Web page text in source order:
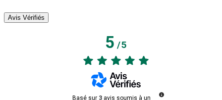
Avis Vérifiés
5/5
Basé sur 3 avis soumis à un